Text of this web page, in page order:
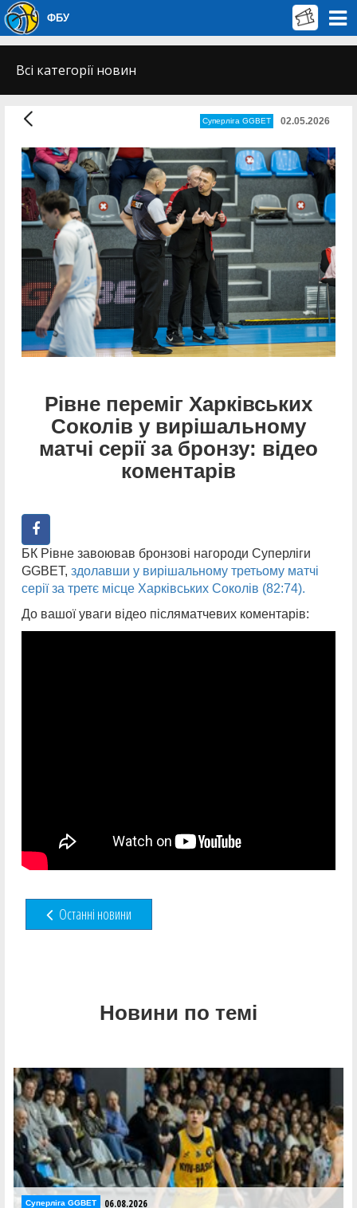
ФБУ
Всі категорії новин
Суперліга GGBET 02.05.2026
Рівне переміг Харківських
Соколів у вирішальному
матчі серії за бронзу: відео
коментарів
БК Рівне завоював бронзові нагороди Суперліги
GGBET, здолавши у вирішальному третьому матчі
серії за третє місце Харківських Соколів (82:74).
До вашої уваги відео післяматчевих коментарів:
Останні новини
Новини по темі
Суперліга GGBET 06.08.2026